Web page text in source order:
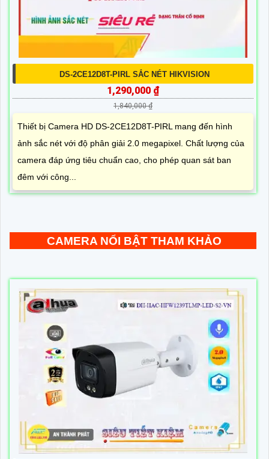
DS-2CE12D8T-PIRL SẮC NÉT HIKVISION
1,290,000 ₫
1,840,000 ₫
Thiết bị Camera HD DS-2CE12D8T-PIRL mang đến hình
ảnh sắc nét với độ phân giải 2.0 megapixel. Chất lượng của
camera đáp ứng tiêu chuẩn cao, cho phép quan sát ban
đêm với công...
CAMERA NỔI BẬT THAM KHẢO